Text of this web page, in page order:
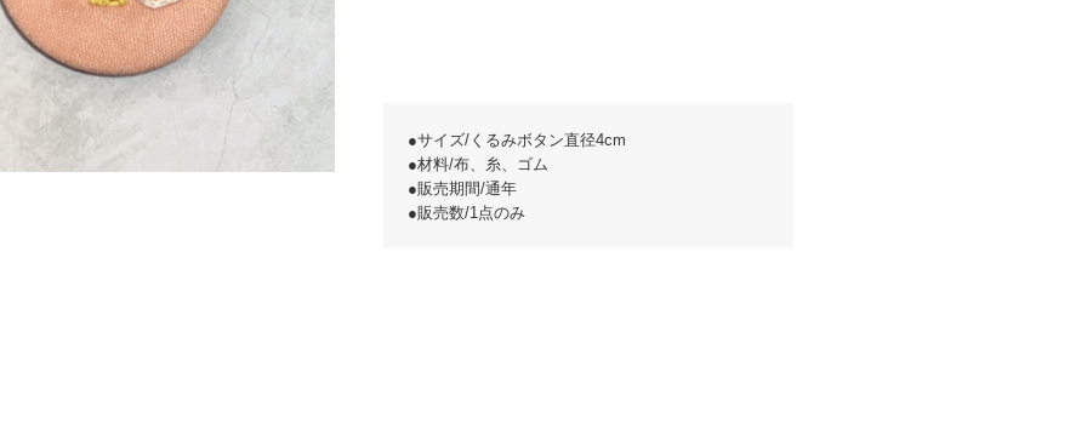
●サイズ/くるみボタン直径4cm
●材料/布、糸、ゴム
●販売期間/通年
●販売数/1点のみ